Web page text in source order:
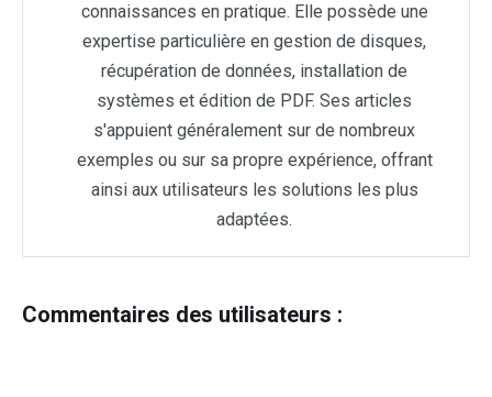
connaissances en pratique. Elle possède une
expertise particulière en gestion de disques,
récupération de données, installation de
systèmes et édition de PDF. Ses articles
s'appuient généralement sur de nombreux
exemples ou sur sa propre expérience, offrant
ainsi aux utilisateurs les solutions les plus
adaptées.
Commentaires des utilisateurs :